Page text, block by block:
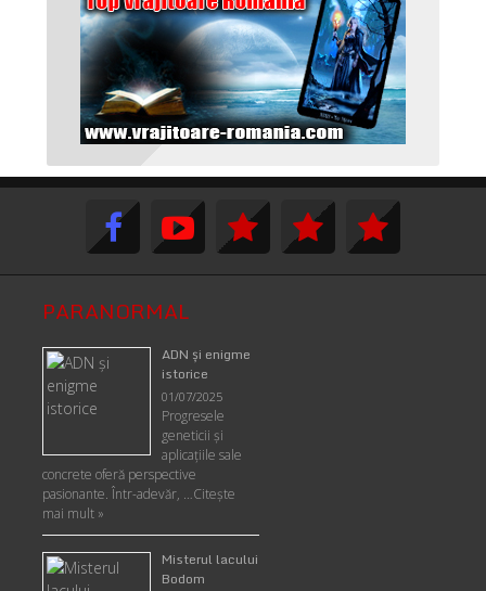
PARANORMAL
ADN şi enigme
istorice
01/07/2025
Progresele
geneticii şi
aplicaţiile sale
concrete oferă perspective
pasionante. Într-adevăr, …Citește
mai mult »
Misterul lacului
Bodom